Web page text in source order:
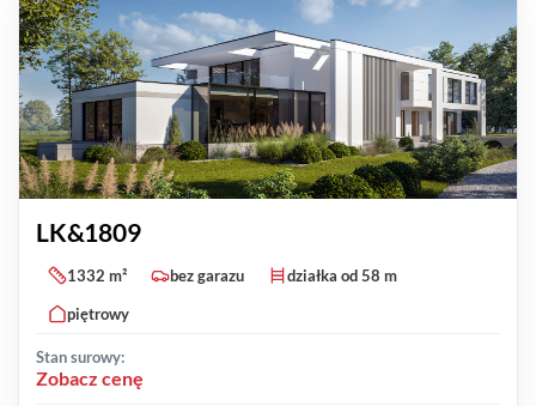
LK&1809
1332 m² bez garazu
działka od 58 m
piętrowy
Stan surowy:
Zobacz cenę